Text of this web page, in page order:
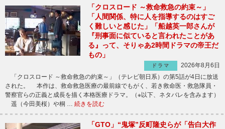
「クロスロード ～救命救急の約束～」
「人間関係、特に人を指導するのはすご
く難しいと感じた」「船越英一郎さんが
『刑事面に似ていると言われたことがあ
る』って、そりゃあ2時間ドラマの帝王だ
もの」
ドラマ
2026年8月6日
「クロスロード ～救命救急の約束～」（テレビ朝日系）の第5話が4日に放送
された。 本作は、救命救急医療の最前線でもがく、若き救命医・救急隊員・
警察官らの正義と成長を描く本格医療ドラマ。（※以下、ネタバレを含みます）
遥（今田美桜）や桐 … 続きを読む
「GTO」“鬼塚”反町隆史らが「告白大作